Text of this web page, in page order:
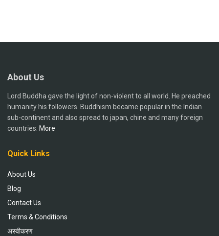
About Us
Lord Buddha gave the light of non-violent to all world. He preached
humanity his followers. Buddhism became popular in the Indian
sub-continent and also spread to japan, chine and many foreign
countries. More
Quick Links
About Us
Blog
Contact Us
Terms & Conditions
अस्वीकरण